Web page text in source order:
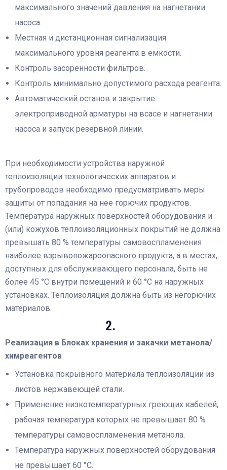
максимального значений давления на нагнетании
насоса.
Местная и дистанционная сигнализация
максимального уровня реагента в емкости.
Контроль засоренности фильтров.
Контроль минимально допустимого расхода реагента.
Автоматический останов и закрытие
электроприводной арматуры на всасе и нагнетании
насоса и запуск резервной линии.
При необходимости устройства наружной
теплоизоляции технологических аппаратов и
трубопроводов необходимо предусматривать меры
защиты от попадания на нее горючих продуктов.
Температура наружных поверхностей оборудования и
(или) кожухов теплоизоляционных покрытий не должна
превышать 80 % температуры самовоспламенения
наиболее взрывопожароопасного продукта, а в местах,
доступных для обслуживающего персонала, быть не
более 45 °С внутри помещений и 60 °С на наружных
установках. Теплоизоляция должна быть из негорючих
материалов.
2.
Реализация в Блоках хранения и закачки метанола/
химреагентов
Установка покрывного материала теплоизоляции из
листов нержавеющей стали.
Применение низкотемпературных греющих кабелей,
рабочая температура которых не превышает 80 %
температуры самовоспламенения метанола.
Температура наружных поверхностей оборудования
не превышает 60 °С.